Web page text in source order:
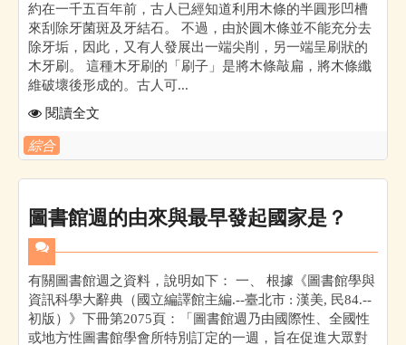
約在一千五百年前，古人已經知道利用木條的半圓形凹槽
來刮除牙菌斑及牙結石。 不過，由於圓木條並不能充分去
除牙垢，因此，又有人發展出一端尖削，另一端呈刷狀的
木牙刷。 這種木牙刷的「刷子」是將木條敲扁，將木條纖
維破壞後形成的。古人可...
閱讀全文
綜合
圖書館週的由來與最早發起國家是？
有關圖書館週之資料，說明如下： 一、 根據《圖書館學與
資訊科學大辭典（國立編譯館主編.--臺北市 : 漢美, 民84.--
初版）》下冊第2075頁：「圖書館週乃由國際性、全國性
或地方性圖書館學會所特別訂定的一週，旨在促進大眾對